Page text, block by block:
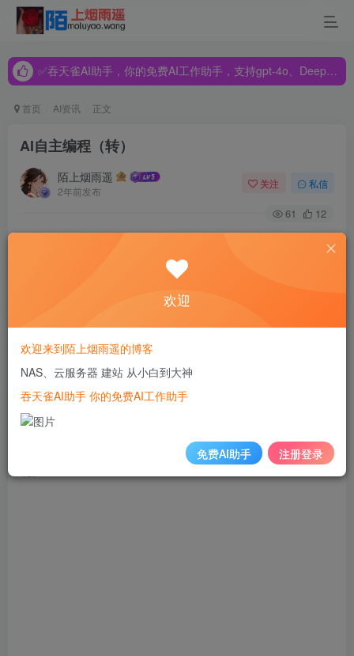
✅吞天雀AI助手，你的免费AI工作助手，支持gpt-4o、DeepSeek、Claude🔥🔥🔥🔥
✅吞天雀AI助手，你的免费AI工作助手，支持gpt-4o、DeepSeek、Claude🔥🔥🔥🔥
首页 AI资讯 正文
AI自主编程（转）
陌上烟雨遥
2年前发布
关注 私信
61 12
设想一下人工智能的未来：家庭服务机器人、每个房间都有
亚马逊的智能家庭音箱，快递无人机，还有能提供准确诊断
些花里胡哨的美好设想吸引着大众眼球的同时，人工智能在
意——这就是：让计算机自己编程
设想一下，如果计算机自己能够理解自己会是什么情况吧。
其实，这不是一个设想。而且，应该很快就能实现。再说明
白点儿吧，“很快”就是指最近，用市面上现有的技术就能实
欢迎
欢迎来到陌上烟雨遥的博客
NAS、云服务器 建站 从小白到大神
吞天雀AI助手 你的免费AI工作助手
免费AI助手 注册登录